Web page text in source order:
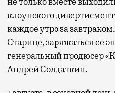
клоунского
каждое утро за
Старице, заряжаться ее
генеральный продюсер
Андрей Солдаткин.